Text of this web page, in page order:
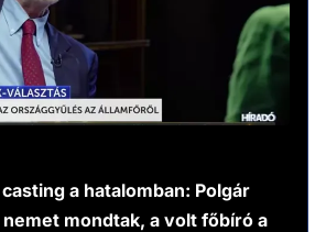
a hatalomban: Polgár
mondtak, a volt főbíró a